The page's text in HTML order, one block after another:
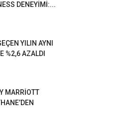
DENEYİMİ:...
YILIN AYNI
%2,6 AZALDI
MARRİOTT